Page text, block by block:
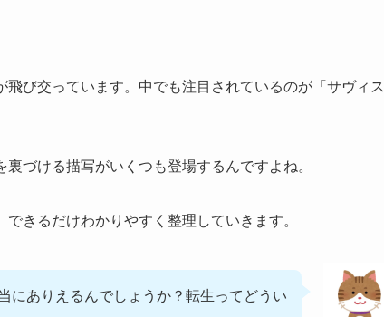
び交っています。中でも注目されているのが「サヴィス
づける描写がいくつも登場するんですよね。
きるだけわかりやすく整理していきます。
にありえるんでしょうか？転生ってどうい